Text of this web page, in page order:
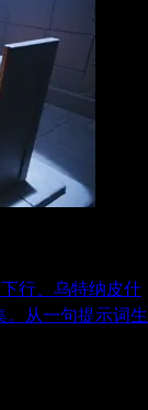
行、乌特纳皮什
。从一句提示词生